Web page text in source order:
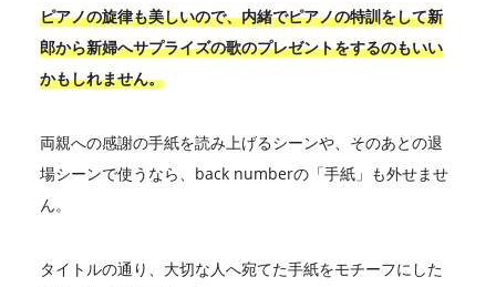
ピアノの旋律も美しいので、内緒でピアノの特訓をして新
郎から新婦へサプライズの歌のプレゼントをするのもいい
かもしれません。
両親への感謝の手紙を読み上げるシーンや、そのあとの退
場シーンで使うなら、back numberの「手紙」も外せませ
ん。
タイトルの通り、大切な人へ宛てた手紙をモチーフにした